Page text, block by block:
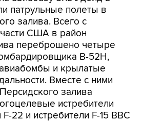
патрульные полеты в
залива. Всего с
США в район
переброшено четыре
B-52H,
и крылатые
Вместе с ними
залива
истребители
F-22 и истребители F-15 ВВС